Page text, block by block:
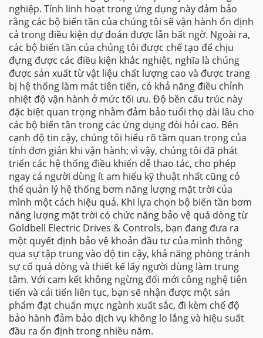
nghiệp. Tính linh hoạt trong ứng dụng này đảm bảo
rằng các bộ biến tần của chúng tôi sẽ vận hành ổn định
cả trong điều kiện dự đoán được lẫn bất ngờ. Ngoài ra,
các bộ biến tần của chúng tôi được chế tạo để chịu
đựng được các điều kiện khắc nghiệt, nghĩa là chúng
được sản xuất từ vật liệu chất lượng cao và được trang
bị hệ thống làm mát tiên tiến, có khả năng điều chỉnh
nhiệt độ vận hành ở mức tối ưu. Độ bền cấu trúc này
đặc biệt quan trọng nhằm đảm bảo tuổi thọ dài lâu cho
các bộ biến tần trong các ứng dụng đòi hỏi cao. Bên
cạnh độ tin cậy, chúng tôi hiểu rõ tầm quan trọng của
tính đơn giản khi vận hành; vì vậy, chúng tôi đã phát
triển các hệ thống điều khiển dễ thao tác, cho phép
ngay cả người dùng ít am hiểu kỹ thuật nhất cũng có
thể quản lý hệ thống bơm năng lượng mặt trời của
mình một cách hiệu quả. Khi lựa chọn bộ biến tần bơm
năng lượng mặt trời có chức năng bảo vệ quá dòng từ
Goldbell Electric Drives & Controls, bạn đang đưa ra
một quyết định bảo vệ khoản đầu tư của mình thông
qua sự tập trung vào độ tin cậy, khả năng phòng tránh
sự cố quá dòng và thiết kế lấy người dùng làm trung
tâm. Với cam kết không ngừng đổi mới công nghệ tiên
tiến và cải tiến liên tục, bạn sẽ nhận được một sản
phẩm đạt chuẩn mực ngành xuất sắc, đi kèm chế độ
bảo hành đảm bảo dịch vụ không lo lắng và hiệu suất
đầu ra ổn định trong nhiều năm.